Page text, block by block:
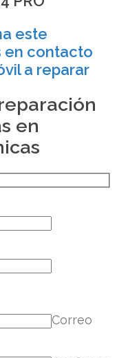
este
en contacto
a reparar
en
Correo